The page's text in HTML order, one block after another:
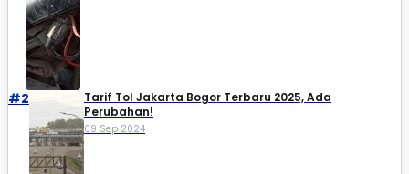
#2
Tarif Tol Jakarta Bogor Terbaru 2025, Ada
Perubahan!
09 Sep 2024